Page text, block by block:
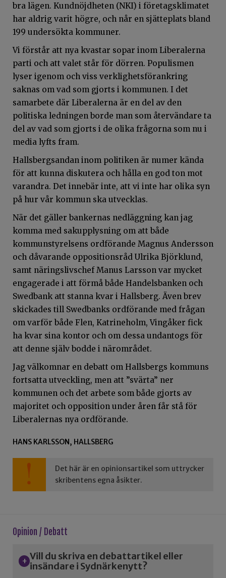
bra lägen. Kundnöjdheten (NKI) i företagsklimatet
har aldrig varit högre, och når en sjätteplats bland
199 undersökta kommuner.
Vi förstår att nya kvastar sopar inom Liberalerna
parti och att valet står för dörren. Populismen
lyser igenom och viss verklighetsförankring
saknas om vad som gjorts i kommunen. I det
samarbete där Liberalerna är en del av den
politiska ledningen borde man som återvändare ta
del av vad som gjorts i de olika frågorna som nu i
media lyfts fram.
Hallsbergsandan inom politiken är numer kända
för att kunna diskutera och hålla en god ton mot
varandra. Det innebär inte, att vi inte har olika syn
på hur vår kommun ska utvecklas.
När det gäller bankernas nedläggning kan jag
komma med sakupplysning om att både
kommunstyrelsens ordförande Magnus Andersson
och dåvarande oppositionsråd Ulrika Björklund,
samt näringslivschef Manus Larsson var mycket
engagerade i att förmå både Handelsbanken och
Swedbank att stanna kvar i Hallsberg. Även brev
skickades till Swedbanks ordförande med frågan
om varför både Flen, Katrineholm, Vingåker fick
ha kvar sina kontor och om dessa undantogs för
att denne själv bodde i närområdet.
Jag välkomnar en debatt om Hallsbergs kommuns
fortsatta utveckling, men att ”svärta” ner
kommunen och det arbete som både gjorts av
majoritet och opposition under åren får stå för
Liberalernas nya ordförande.
HANS KARLSSON, HALLSBERG
Det här är en opinionsartikel som uttrycker
skribentens egna åsikter.
Opinion / Debatt
Vill du skriva en debattartikel eller
insändare i Sydnärkenytt?